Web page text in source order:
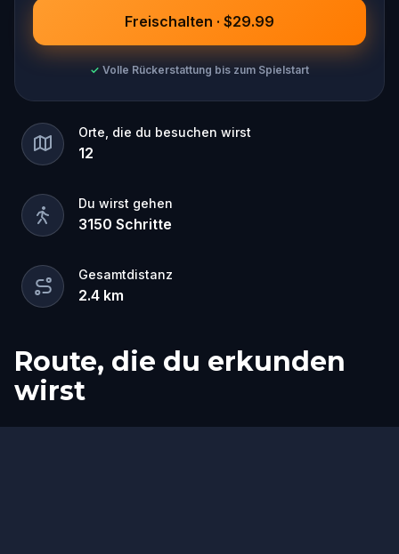
Freischalten · $29.99
✓ Volle Rückerstattung bis zum Spielstart
Orte, die du besuchen wirst
12
Du wirst gehen
3150 Schritte
Gesamtdistanz
2.4 km
Route, die du erkunden
wirst
Start
Ziel